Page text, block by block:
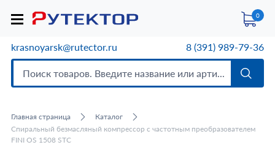
0
krasnoyarsk@rutector.ru 8 (391) 989-79-36
Главная страница
Каталог
Спиральный безмасляный компрессор с частотным преобразователем
FINI OS 1508 STC